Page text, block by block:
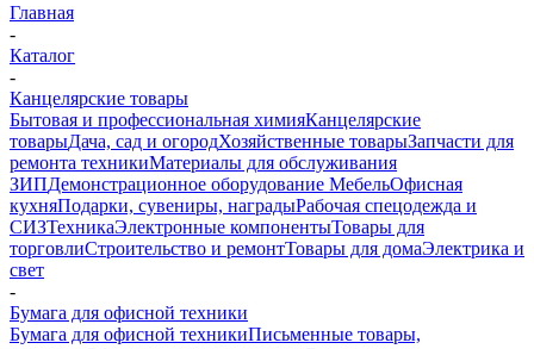
Главная
-
Каталог
-
Канцелярские товары
Бытовая и профессиональная химияКанцелярские
товарыДача, сад и огородХозяйственные товарыЗапчасти для
ремонта техникиМатериалы для обслуживания
ЗИПДемонстрационное оборудование МебельОфисная
кухняПодарки, сувениры, наградыРабочая спецодежда и
СИЗТехникаЭлектронные компонентыТовары для
торговлиСтроительство и ремонтТовары для домаЭлектрика и
свет
-
Бумага для офисной техники
Бумага для офисной техникиПисьменные товары,